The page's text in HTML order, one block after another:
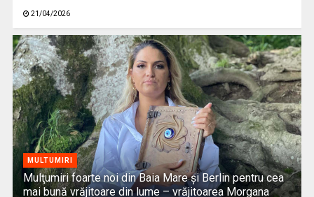
21/04/2026
MULTUMIRI
Mulţumiri foarte noi din Baia Mare și Berlin pentru cea
mai bună vrăjitoare din lume – vrăjitoarea Morgana